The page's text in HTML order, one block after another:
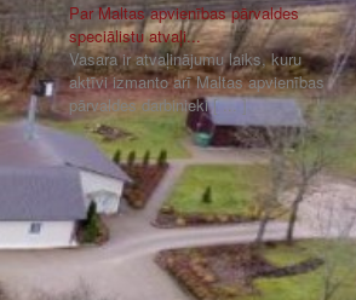
Par Maltas apvienības pārvaldes
speciālistu atvaļi...
Vasara ir atvaļinājumu laiks, kuru
aktīvi izmanto arī Maltas apvienības
pārvaldes darbinieki [ ... ]